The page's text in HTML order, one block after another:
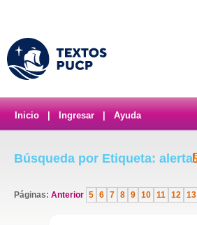
Inicio Ingresar Ayuda
Búsqueda por Etiqueta: alerta
Páginas: Anterior 5 6 7 8 9 10 11 12 13